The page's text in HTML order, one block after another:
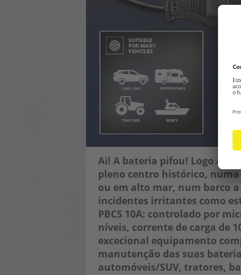
Ai! A bateria pifou! Logo
pleno centro histórico,
ou em alto mar, num barco
incidentes irritantes como
PBCS 10A: controlado por
níveis, corrente de carga de
excecional equipamento
manutenção das suas
automóveis/SUV, tratores,